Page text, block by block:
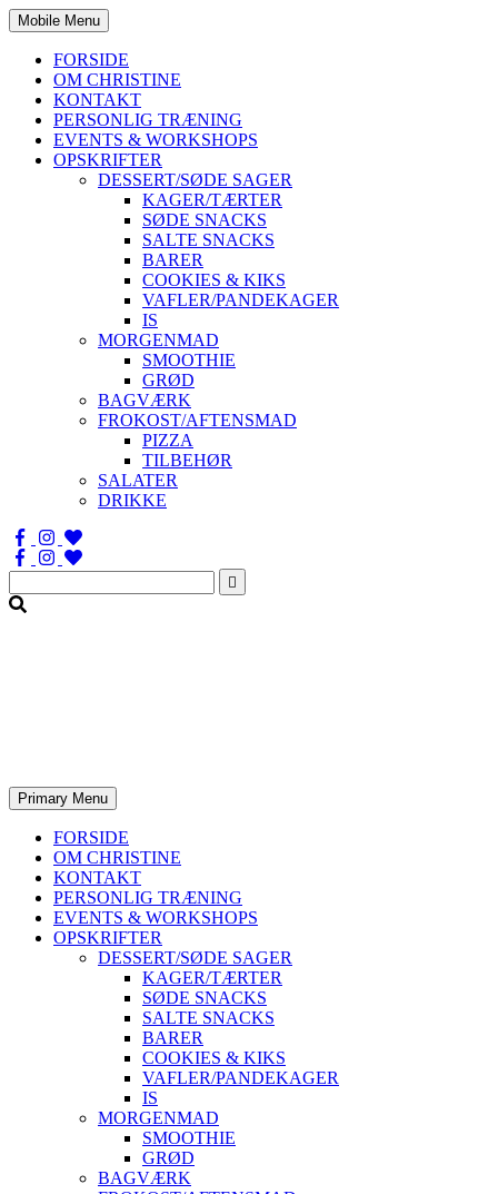
Mobile Menu
FORSIDE
OM CHRISTINE
KONTAKT
PERSONLIG TRÆNING
EVENTS & WORKSHOPS
OPSKRIFTER
DESSERT/SØDE SAGER
KAGER/TÆRTER
SØDE SNACKS
SALTE SNACKS
BARER
COOKIES & KIKS
VAFLER/PANDEKAGER
IS
MORGENMAD
SMOOTHIE
GRØD
BAGVÆRK
FROKOST/AFTENSMAD
PIZZA
TILBEHØR
SALATER
DRIKKE
Søg
efter:
Primary Menu
FORSIDE
OM CHRISTINE
KONTAKT
PERSONLIG TRÆNING
EVENTS & WORKSHOPS
OPSKRIFTER
DESSERT/SØDE SAGER
KAGER/TÆRTER
SØDE SNACKS
SALTE SNACKS
BARER
COOKIES & KIKS
VAFLER/PANDEKAGER
IS
MORGENMAD
SMOOTHIE
GRØD
BAGVÆRK